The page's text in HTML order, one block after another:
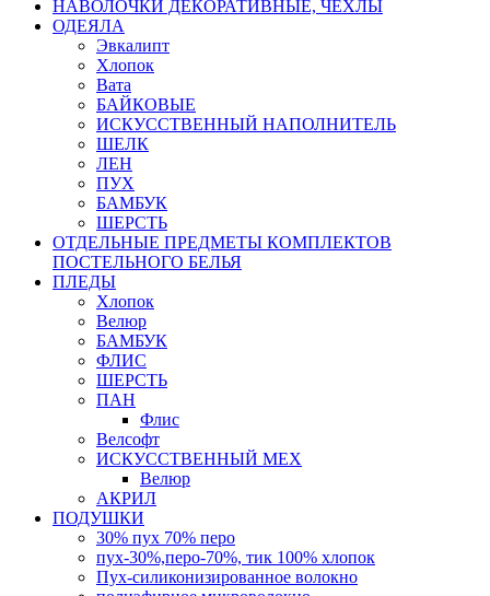
НАВОЛОЧКИ ДЕКОРАТИВНЫЕ, ЧЕХЛЫ
ОДЕЯЛА
Эвкалипт
Хлопок
Вата
БАЙКОВЫЕ
ИСКУССТВЕННЫЙ НАПОЛНИТЕЛЬ
ШЕЛК
ЛЕН
ПУХ
БАМБУК
ШЕРСТЬ
ОТДЕЛЬНЫЕ ПРЕДМЕТЫ КОМПЛЕКТОВ
ПОСТЕЛЬНОГО БЕЛЬЯ
ПЛЕДЫ
Хлопок
Велюр
БАМБУК
ФЛИС
ШЕРСТЬ
ПАН
Флис
Велсофт
ИСКУССТВЕННЫЙ МЕХ
Велюр
АКРИЛ
ПОДУШКИ
30% пух 70% перо
пух-30%,перо-70%, тик 100% хлопок
Пух-силиконизированное волокно